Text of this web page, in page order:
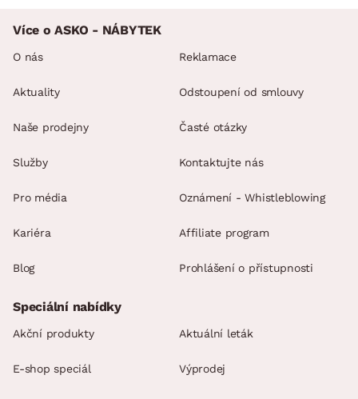
Více o ASKO - NÁBYTEK
O nás
Aktuality
Naše prodejny
Služby
Pro média
Kariéra
Blog
Reklamace
Odstoupení od smlouvy
Časté otázky
Kontaktujte nás
Oznámení - Whistleblowing
Affiliate program
Prohlášení o přístupnosti
Speciální nabídky
Akční produkty Aktuální leták
E-shop speciál Výprodej